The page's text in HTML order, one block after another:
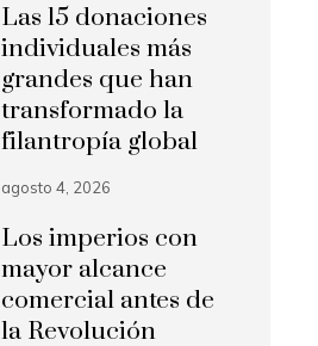
Las 15 donaciones
individuales más
grandes que han
transformado la
filantropía global
agosto 4, 2026
Los imperios con
mayor alcance
comercial antes de
la Revolución